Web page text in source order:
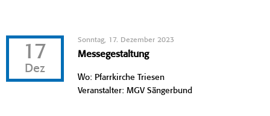
17
Dez
Sonntag, 17. Dezember 2023
Messegestaltung
Wo: Pfarrkirche Triesen
Veranstalter: MGV Sängerbund